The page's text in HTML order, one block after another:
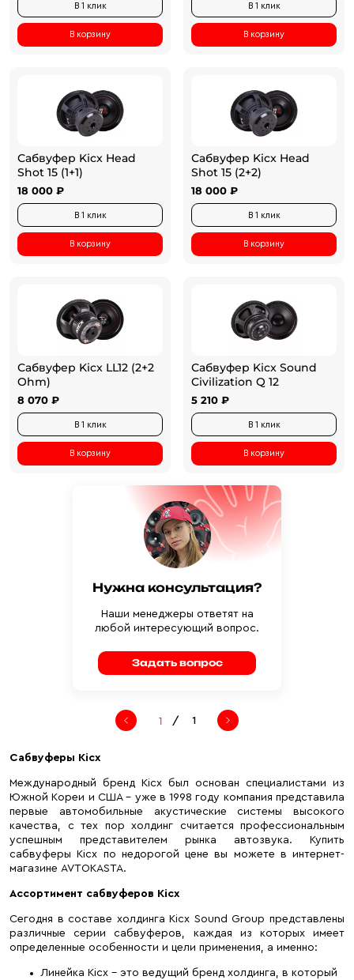
В 1 клик
В корзину
В 1 клик
В корзину
Сабвуфер Kicx Head
Shot 15 (1+1)
18 000 ₽
В 1 клик
В корзину
Сабвуфер Kicx Head
Shot 15 (2+2)
18 000 ₽
В 1 клик
В корзину
Сабвуфер Kicx LL12 (2+2
Ohm)
8 070 ₽
В 1 клик
В корзину
Сабвуфер Kicx Sound
Civilization Q 12
5 210 ₽
В 1 клик
В корзину
Нужна консультация?
Наши менеджеры ответят на
любой интересующий вопрос.
Задать вопрос
/ 1
Сабвуферы Kicx
Международный бренд Kicx был основан специалистами из
Южной Кореи и США – уже в 1998 году компания представила
первые автомобильные акустические системы высокого
качества, с тех пор холдинг считается профессиональным
успешным представителем рынка автозвука. Купить
сабвуферы Kicx по недорогой цене вы можете в интернет-
магазине AVTOKASTA.
Ассортимент сабвуферов Kicx
Сегодня в составе холдинга Kicx Sound Group представлены
различные серии сабвуферов, каждая из которых имеет
определенные особенности и цели применения, а именно:
Линейка Kicx – это ведущий бренд холдинга, в который